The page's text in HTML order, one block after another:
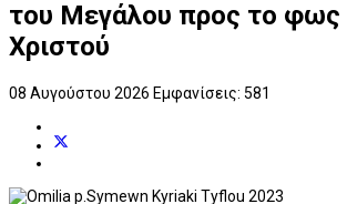
του Μεγάλου προς το φως
Χριστού
08 Αυγούστου 2026 Εμφανίσεις: 581